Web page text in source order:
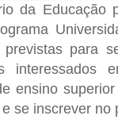
da Educação
previstas para
interessados
ensino
e se inscrever no